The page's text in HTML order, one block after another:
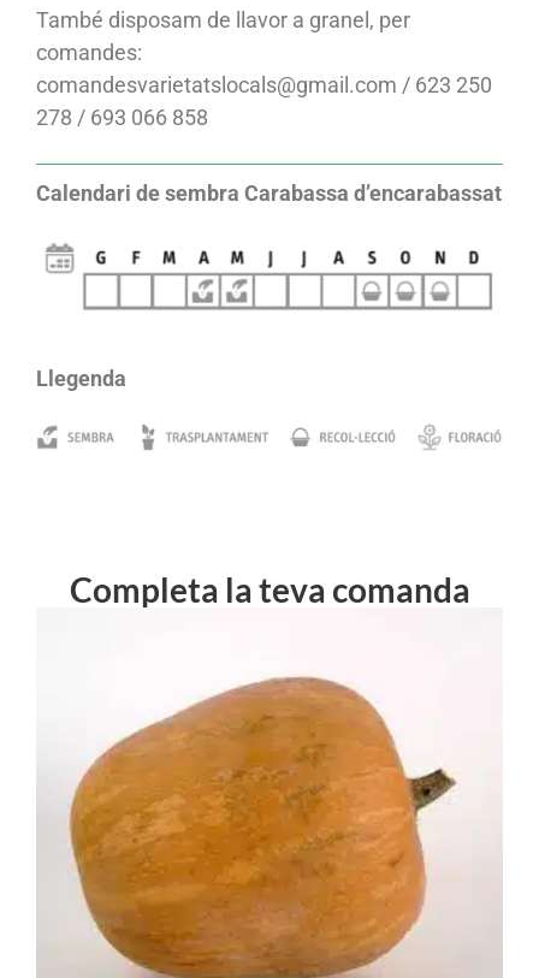
També disposam de llavor a granel, per
comandes:
comandesvarietatslocals@gmail.com / 623 250
278 / 693 066 858
Calendari de sembra Carabassa d’encarabassat
Llegenda
Completa la teva comanda